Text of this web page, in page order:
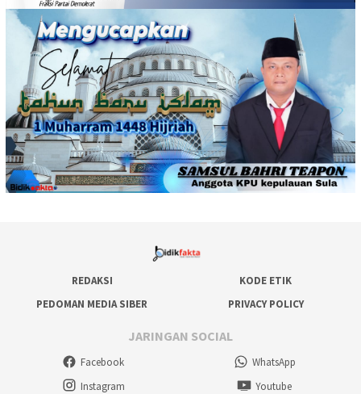
REDAKSI
KODE ETIK
PEDOMAN MEDIA SIBER
PRIVACY POLICY
JARINGAN SOCIAL
Facebook
WhatsApp
Instagram
Youtube